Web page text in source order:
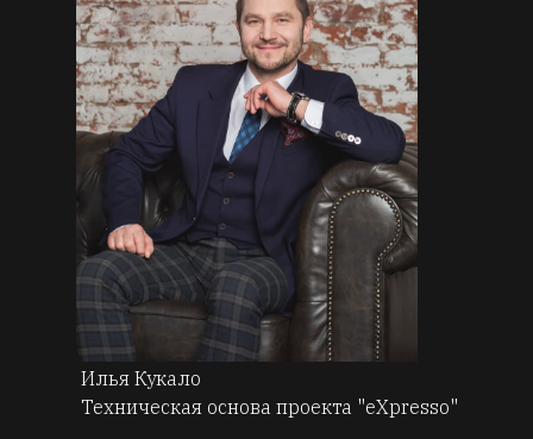
Илья Кукало
Техническая основа проекта "eXpresso"